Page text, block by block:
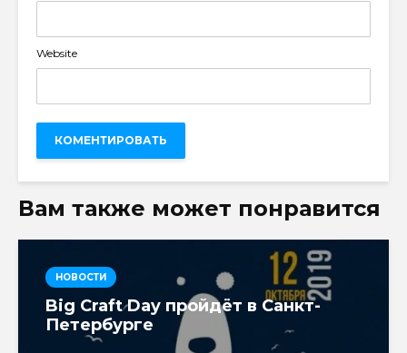
Website
Вам также может понравится
НОВОСТИ
Big Craft Day пройдёт в Санкт-
Петербурге